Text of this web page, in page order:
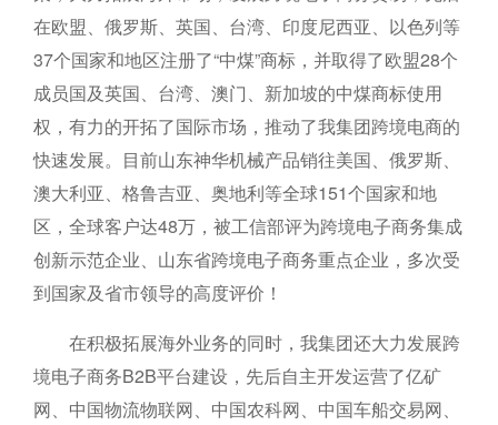
在欧盟、俄罗斯、英国、台湾、印度尼西亚、以色列等
37个国家和地区注册了“中煤”商标，并取得了欧盟28个
成员国及英国、台湾、澳门、新加坡的中煤商标使用
权，有力的开拓了国际市场，推动了我集团跨境电商的
快速发展。目前山东神华机械产品销往美国、俄罗斯、
澳大利亚、格鲁吉亚、奥地利等全球151个国家和地
区，全球客户达48万，被工信部评为跨境电子商务集成
创新示范企业、山东省跨境电子商务重点企业，多次受
到国家及省市领导的高度评价！
在积极拓展海外业务的同时，我集团还大力发展跨
境电子商务B2B平台建设，先后自主开发运营了亿矿
网、中国物流物联网、中国农科网、中国车船交易网、